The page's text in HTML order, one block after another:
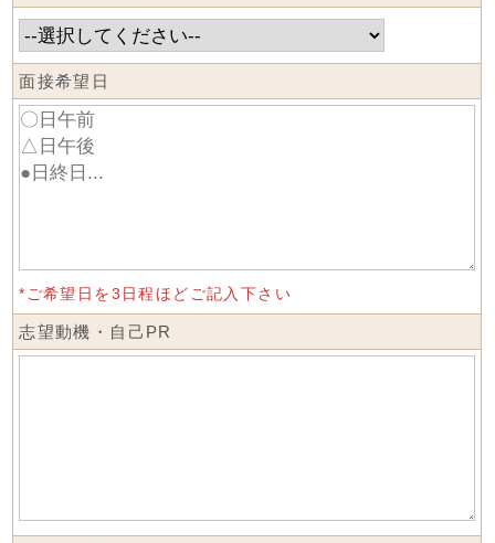
面接希望日
*ご希望日を3日程ほどご記入下さい
志望動機・自己PR